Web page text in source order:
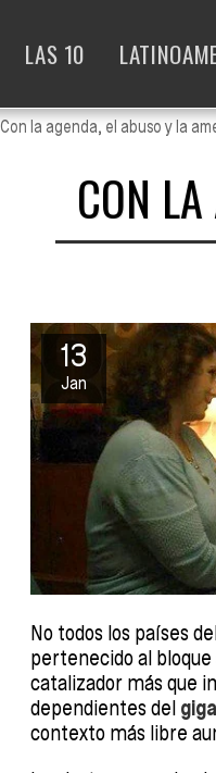
LAS 10
Con la agenda, el abuso y la
CON
13
Jan
No todos los países
pertenecido al
catalizador más que
dependientes del
contexto más libre